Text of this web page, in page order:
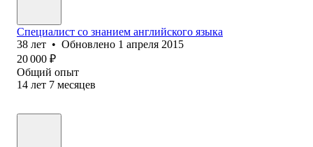
Специалист со знанием английского языка
38 лет • Обновлено 1 апреля 2015
20 000 ₽
Общий опыт
14 лет 7 месяцев